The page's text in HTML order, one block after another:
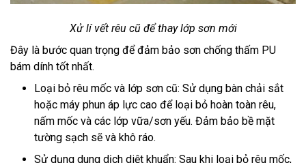
Xử lí vết rêu cũ để thay lớp sơn mới
Đây là bước quan trọng để đảm bảo sơn chống thấm PU
bám dính tốt nhất.
Loại bỏ rêu mốc và lớp sơn cũ: Sử dụng bàn chải sắt
hoặc máy phun áp lực cao để loại bỏ hoàn toàn rêu,
nấm mốc và các lớp vữa/sơn yếu. Đảm bảo bề mặt
tường sạch sẽ và khô ráo.
Sử dụng dung dịch diệt khuẩn: Sau khi loại bỏ rêu mốc,